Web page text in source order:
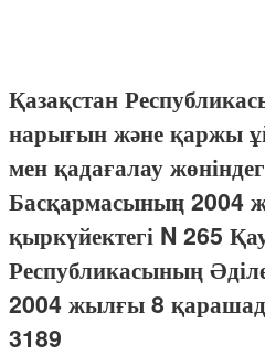
Қазақстан
нарығын және қаржы
мен қадағалау
Басқармасының 2004
қыркүйектегі N 265
Республикасының
2004 жылғы 8
3189